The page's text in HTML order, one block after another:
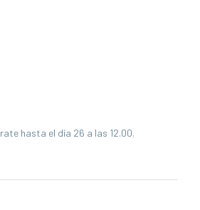
hasta el día 26 a las 12.00.